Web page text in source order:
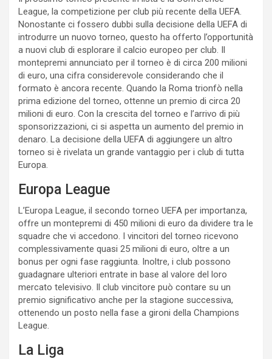
League, la competizione per club più recente della UEFA.
Nonostante ci fossero dubbi sulla decisione della UEFA di
introdurre un nuovo torneo, questo ha offerto l’opportunità
a nuovi club di esplorare il calcio europeo per club. Il
montepremi annunciato per il torneo è di circa 200 milioni
di euro, una cifra considerevole considerando che il
formato è ancora recente. Quando la Roma trionfò nella
prima edizione del torneo, ottenne un premio di circa 20
milioni di euro. Con la crescita del torneo e l’arrivo di più
sponsorizzazioni, ci si aspetta un aumento del premio in
denaro. La decisione della UEFA di aggiungere un altro
torneo si è rivelata un grande vantaggio per i club di tutta
Europa.
Europa League
L’Europa League, il secondo torneo UEFA per importanza,
offre un montepremi di 450 milioni di euro da dividere tra le
squadre che vi accedono. I vincitori del torneo ricevono
complessivamente quasi 25 milioni di euro, oltre a un
bonus per ogni fase raggiunta. Inoltre, i club possono
guadagnare ulteriori entrate in base al valore del loro
mercato televisivo. Il club vincitore può contare su un
premio significativo anche per la stagione successiva,
ottenendo un posto nella fase a gironi della Champions
League.
La Liga